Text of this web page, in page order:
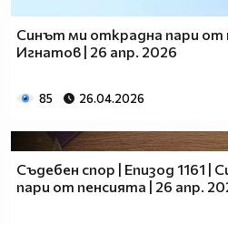
Синът ми открадна пари от
Игнатов | 26 апр. 2026
85 26.04.2026
Съдебен спор | Епизод 1161 |
пари от пенсията | 26 апр.